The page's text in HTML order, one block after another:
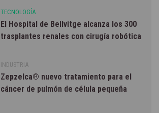
TECNOLOGÍA
El Hospital de Bellvitge alcanza los 300
trasplantes renales con cirugía robótica
INDUSTRIA
Zepzelca® nuevo tratamiento para el
cáncer de pulmón de célula pequeña